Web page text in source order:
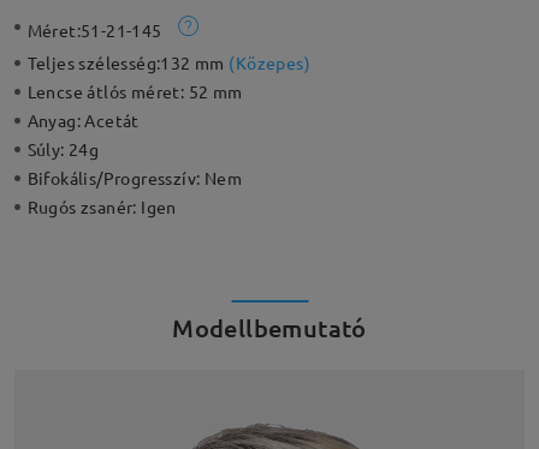
részletes fém orrnyereg elegáns megjelenést ad ennek a
figyelemfelkeltő stílusnak, amely hangsúlyozza a legújabb
trendek iránti szenvedélyedet.
Méret:51-21-145
Teljes szélesség:132 mm (Közepes)
Lencse átlós méret: 52 mm
Anyag:Acetát
Súly: 24g
Bifokális/Progresszív: Nem
Rugós zsanér: Igen
Modellbemutató